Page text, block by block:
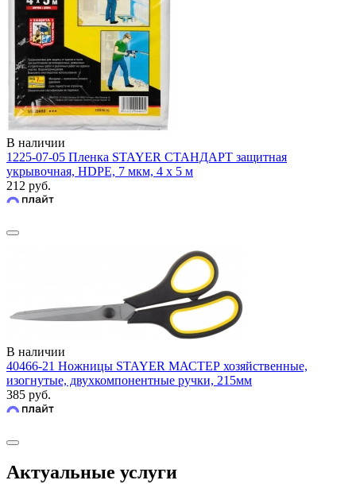
В наличии
1225-07-05 Пленка STAYER СТАНДАРТ защитная
укрывочная, HDPE, 7 мкм, 4 х 5 м
212 руб.
В наличии
40466-21 Ножницы STAYER МАСТЕР хозяйственные,
изогнутые, двухкомпонентные ручки, 215мм
385 руб.
Актуальные услуги